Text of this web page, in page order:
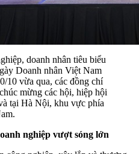
doanh nhân tiêu biểu
Doanh nhân Việt Nam
10 vừa qua, các đồng chí
mừng các hội, hiệp hội
tại Hà Nội, khu vực phía
nghiệp vượt sóng lớn